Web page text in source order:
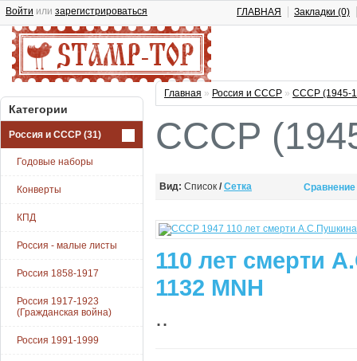
Войти или зарегистрироваться ГЛАВНАЯ Закладки (0)
Категории
Россия и СССР (31)
Годовые наборы
Конверты
КПД
Россия - малые листы
Россия 1858-1917
Россия 1917-1923
(Гражданская война)
Россия 1991-1999
Главная » Россия и СССР » СССР (1945-
СССР
Вид: Список / Сетка Сравнение
110 лет смерти
1132 MNH
..